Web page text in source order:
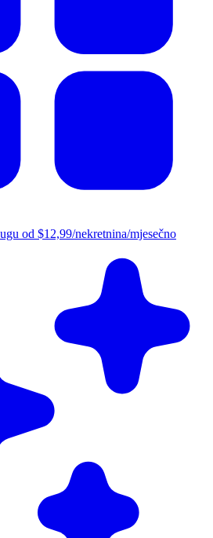
od $12,99/nekretnina/mjesečno